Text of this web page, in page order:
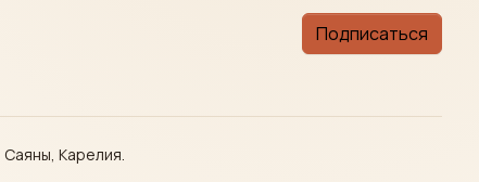
Подписаться
Карелия.